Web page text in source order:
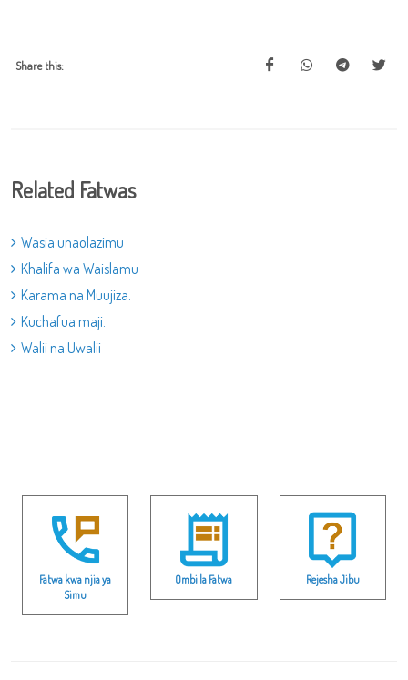
Share this:
Related Fatwas
Wasia unaolazimu
Khalifa wa Waislamu
Karama na Muujiza.
Kuchafua maji.
Walii na Uwalii
Fatwa kwa njia ya
Simu
Ombi la Fatwa Rejesha Jibu